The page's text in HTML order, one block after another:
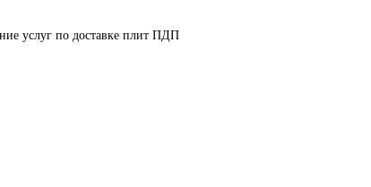
услуг по доставке плит ПДП